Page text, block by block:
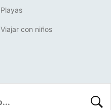
Playas
Viajar con niños